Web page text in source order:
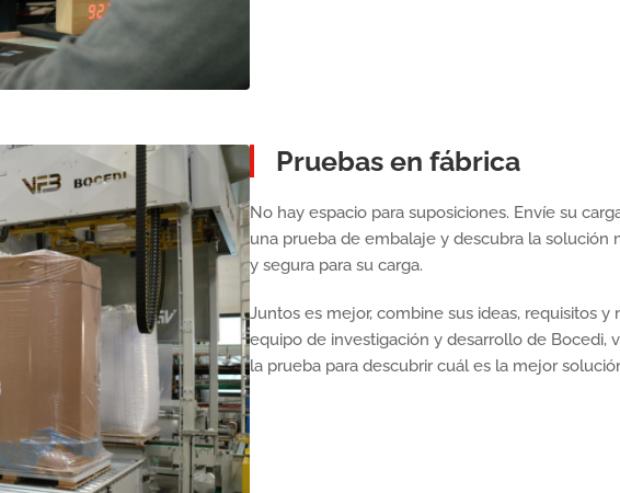
Pruebas en fábrica
No hay espacio para suposiciones. Envíe su
una prueba de embalaje y descubra la solución
y segura para su carga.
Juntos es mejor, combine sus ideas, requisitos y
equipo de investigación y desarrollo de Bocedi,
la prueba para descubrir cuál es la mejor